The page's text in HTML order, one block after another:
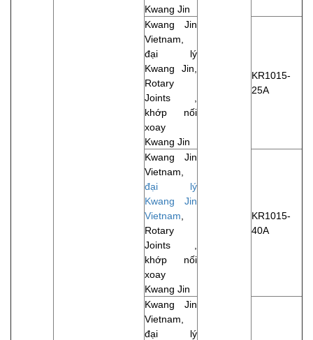
Kwang Jin
Kwang Jin
Vietnam,
đại lý
Kwang Jin,
Rotary
Joints ,
khớp nối
xoay
Kwang Jin
KR1015-
25A
Kwang Jin
Vietnam,
đại lý
Kwang Jin
Vietnam
Rotary
Joints ,
khớp nối
xoay
Kwang Jin
KR1015-
40A
Kwang Jin
Vietnam,
đại lý